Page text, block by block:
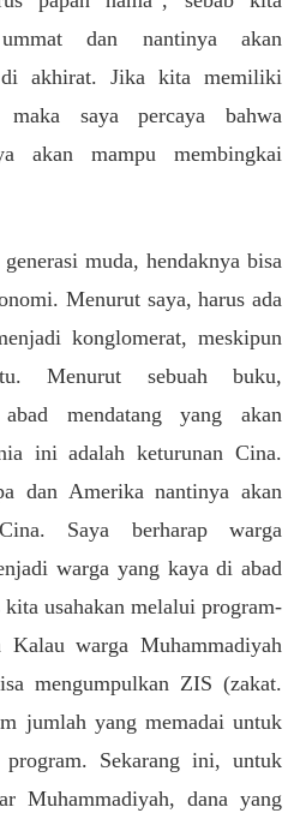
ummat dan nantinya akan
di akhirat. Jika kita memiliki
saya percaya bahwa
akan mampu membingkai
muda, hendaknya bisa
Menurut saya, harus ada
konglomerat, meskipun
Menurut sebuah buku,
mendatang yang akan
ini adalah keturunan Cina.
dan Amerika nantinya akan
Saya berharap warga
warga yang kaya di abad
usahakan melalui program-
Kalau warga Muhammadiyah
mengumpulkan ZIS (zakat.
jumlah yang memadai untuk
program. Sekarang ini, untuk
Muhammadiyah, dana yang